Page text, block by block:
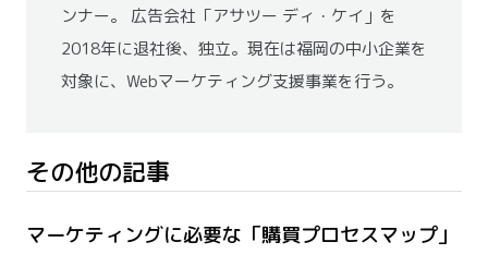
ンナー。 広告会社「アサツー ディ・ケイ」を
2018年に退社後、独立。現在は福岡の中小企業を
対象に、Webマーケティング支援事業を行う。
その他の記事
マーケティングに必要な「購買プロセスマップ」